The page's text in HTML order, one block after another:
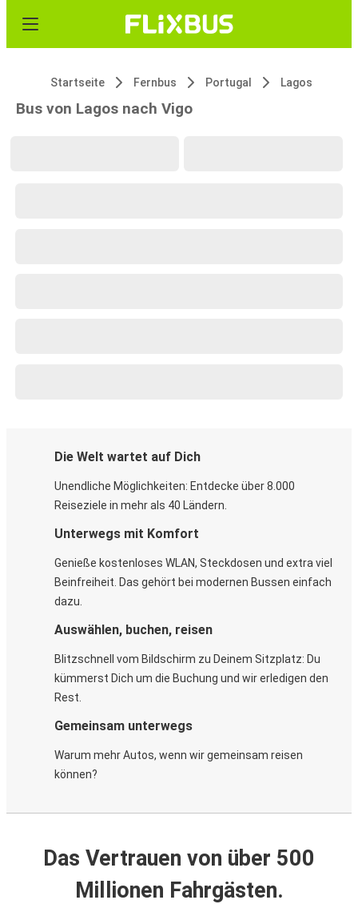
Startseite Fernbus Portugal Lagos
Bus von Lagos nach Vigo
Die Welt wartet auf Dich
Unendliche Möglichkeiten: Entdecke über 8.000
Reiseziele in mehr als 40 Ländern.
Unterwegs mit Komfort
Genieße kostenloses WLAN, Steckdosen und extra viel
Beinfreiheit. Das gehört bei modernen Bussen einfach
dazu.
Auswählen, buchen, reisen
Blitzschnell vom Bildschirm zu Deinem Sitzplatz: Du
kümmerst Dich um die Buchung und wir erledigen den
Rest.
Gemeinsam unterwegs
Warum mehr Autos, wenn wir gemeinsam reisen
können?
Das Vertrauen von über 500
Millionen Fahrgästen.